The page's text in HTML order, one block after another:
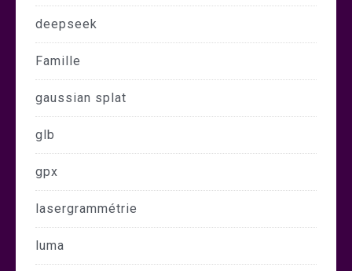
deepseek
Famille
gaussian splat
glb
gpx
lasergrammétrie
luma